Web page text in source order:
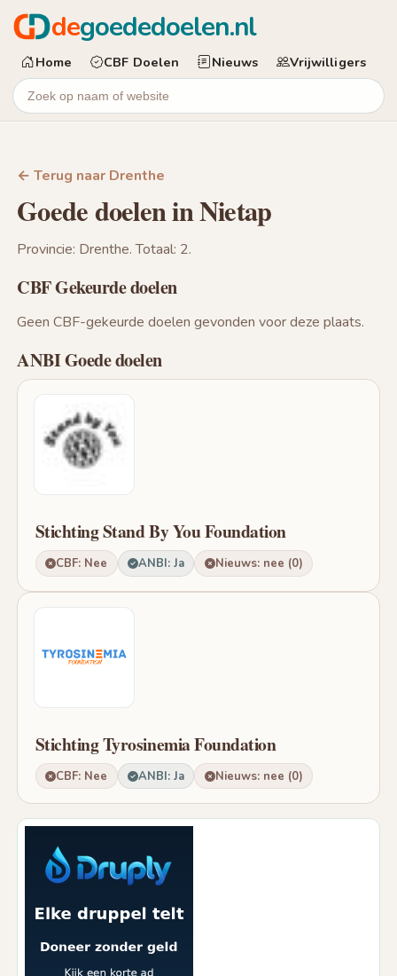
degoededoelen.nl
Home CBF Doelen Nieuws Vrijwilligers
← Terug naar Drenthe
Goede doelen in Nietap
Provincie: Drenthe. Totaal: 2.
CBF Gekeurde doelen
Geen CBF-gekeurde doelen gevonden voor deze plaats.
ANBI Goede doelen
Stichting Stand By You Foundation
CBF: Nee ANBI: Ja Nieuws: nee (0)
Stichting Tyrosinemia Foundation
CBF: Nee ANBI: Ja Nieuws: nee (0)